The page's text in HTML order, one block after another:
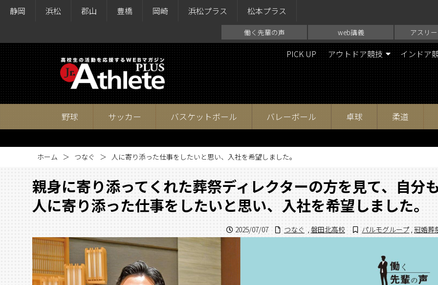
静岡 浜松 郡山 豊橋 岡崎 浜松プラス 松本プラス
働く先輩の声 web講義 アスリ
PICK UP アウトドア競技 インドア
野球 サッカー バスケットボール バレーボール 卓球 柔道
ホーム つなぐ 人に寄り添った仕事をしたいと思い、入社を希望しました。
親身に寄り添ってくれた葬祭ディレクターの方を見て、自分
人に寄り添った仕事をしたいと思い、入社を希望しました。
2025/07/07 つなぐ , 磐田北高校 パルモグループ , 冠婚葬